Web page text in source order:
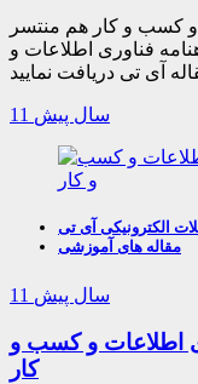
کسب و کار هم منتسر
فناوری اطلاعات و
11 سال پیش
الکترونیکی آی تی
مقاله های آموزشی
11 سال پیش
اطلاعات و کسب و
کار